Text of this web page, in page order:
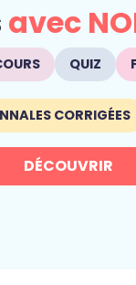
avec
QUIZ
CORRIGÉES
DÉCOUVRIR